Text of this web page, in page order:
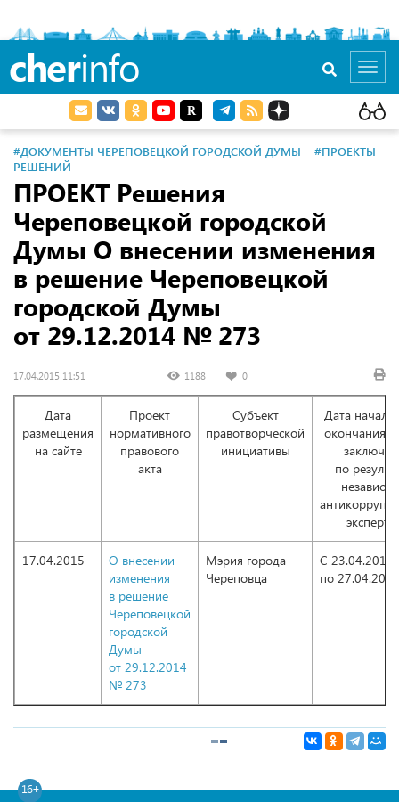
cherinfo
#ДОКУМЕНТЫ ЧЕРЕПОВЕЦКОЙ ГОРОДСКОЙ ДУМЫ
#ПРОЕКТЫ
РЕШЕНИЙ
ПРОЕКТ Решения
Череповецкой городской
Думы О внесении изменения
в решение Череповецкой
городской Думы
от 29.12.2014 № 273
17.04.2015 11:51 1188 0
Дата
размещения
на сайте
Проект
нормативного
правового
акта
Субъект
правотворческой
инициативы
Дата начала
окончания
по
17.04.2015
О внесении
изменения
в решение
Череповецкой
городской
Думы
от 29.12.2014
№ 273
Мэрия города
Череповца
С 23.04.2015
по 27.04.2015
16+